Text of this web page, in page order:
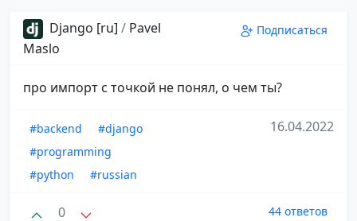
Django [ru] / Pavel
Maslo
Подписаться
про импорт с точкой не понял, о чем ты?
#backend
#django
#programming
#python
#russian
16.04.2022
0 44 ответов